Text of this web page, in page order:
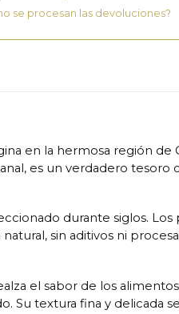
se procesan las devoluciones?
en la hermosa región de
es un verdadero
durante siglos.
sin aditivos ni
el sabor de los
Su textura fina y delicada